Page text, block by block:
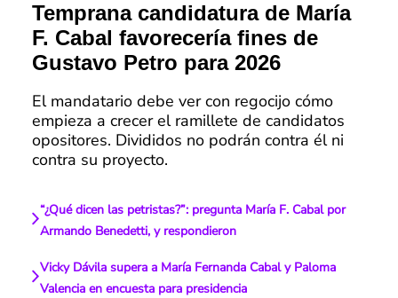
Temprana candidatura de María
F. Cabal favorecería fines de
Gustavo Petro para 2026
El mandatario debe ver con regocijo cómo
empieza a crecer el ramillete de candidatos
opositores. Divididos no podrán contra él ni
contra su proyecto.
“¿Qué dicen las petristas?”: pregunta María F. Cabal por
Armando Benedetti, y respondieron
Vicky Dávila supera a María Fernanda Cabal y Paloma
Valencia en encuesta para presidencia